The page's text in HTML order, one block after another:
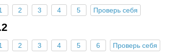
2 3 4 5 Проверь себя
2 3 4 5 6 Проверь себя